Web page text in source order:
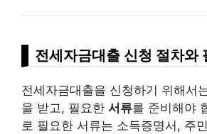
전세자금대출 신청 절차와
전세자금대출을 신청하기 위해서
을 받고, 필요한 서류를 준비해야
로 필요한 서류는 소득증명서, 주